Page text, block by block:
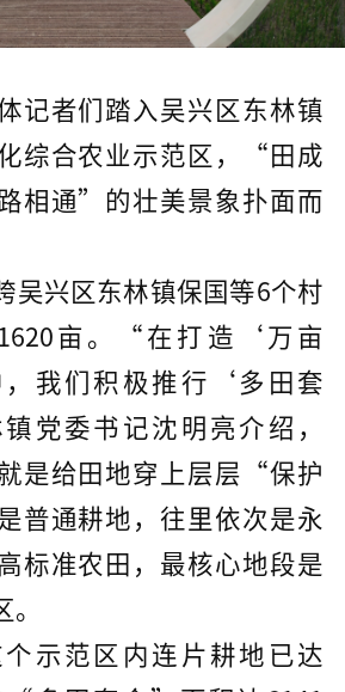
记者们踏入吴兴区东林镇
综合农业示范区，“田成
相通”的壮美景象扑面而
吴兴区东林镇保国等6个村
亩。“在打造‘万亩
我们积极推行‘多田套
党委书记沈明亮介绍，
是给田地穿上层层“保护
普通耕地，往里依次是永
标准农田，最核心地段是
个示范区内连片耕地已达